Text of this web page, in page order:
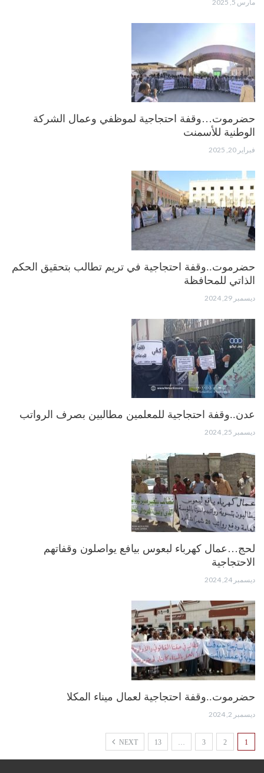
مارس 5, 2025
حضرموت…وقفة احتجاجية لموظفي وعمال الشركة
الوطنية للأسمنت
فبراير 20, 2025
حضرموت..وقفة احتجاجية في تريم تطالب بتحقيق الحكم
الذاتي للمحافظة
ديسمبر 29, 2024
عدن..وقفة احتجاجية للمعلمين مطالبين بصرف الرواتب
ديسمبر 25, 2024
لحج…عمال كهرباء لبعوس بيافع يواصلون وقفاتهم
الاحتجاجية
ديسمبر 24, 2024
حضرموت..وقفة احتجاجية لعمال ميناء المكلا
ديسمبر 2, 2024
1
2
3
13
NEXT